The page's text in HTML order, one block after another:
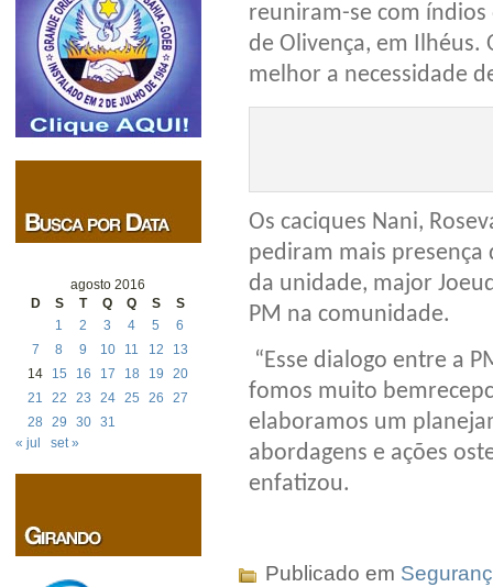
agosto 2016
D
S T Q Q S
S
1
2 3 4 5
6
7
8 9 10 11 12
13
14
15 16 17 18 19
20
21
22 23 24 25 26
27
28
29 30 31
« jul
set »
reuniram-se com
de Olivença, em
melhor a necessidade
Os caciques Nani,
pediram mais presença
da unidade, major
PM na comunidade.
“Esse dialogo entre a
fomos muito bem
elaboramos um
abordagens e ações
enfatizou.
Publicado em